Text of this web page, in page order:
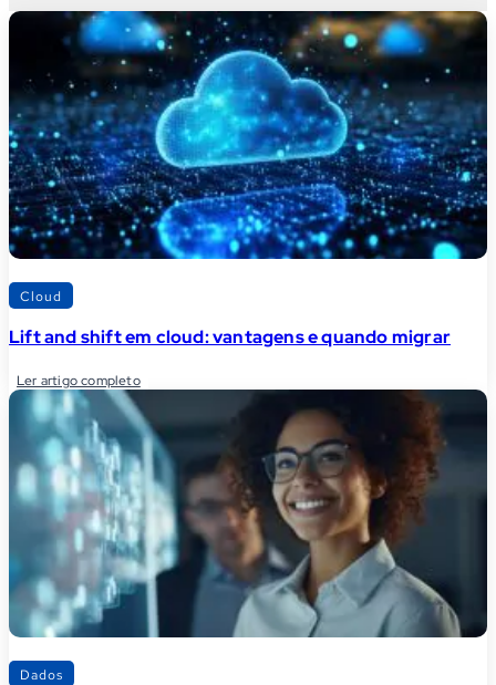
Cloud
Lift and shift em cloud: vantagens e quando migrar
Ler artigo completo
Dados